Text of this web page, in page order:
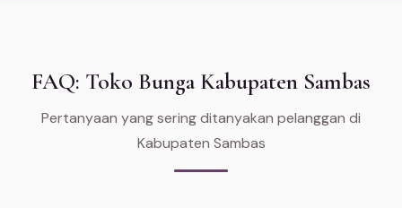
FAQ: Toko Bunga Kabupaten Sambas
Pertanyaan yang sering ditanyakan pelanggan di
Kabupaten Sambas